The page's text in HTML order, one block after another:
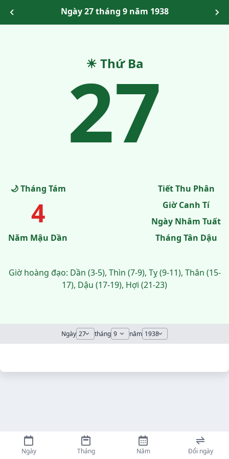
Ngày 27 tháng 9 năm 1938
☀ Thứ Ba
27
🌙 Tháng Tám
4
Năm Mậu Dần
Tiết Thu Phân
Giờ Canh Tí
Ngày Nhâm Tuất
Tháng Tân Dậu
Giờ hoàng đạo: Dần (3-5), Thìn (7-9), Tỵ (9-11), Thân (15-
17), Dậu (17-19), Hợi (21-23)
Ngày tháng năm
Ngày Tháng Năm Đổi ngày